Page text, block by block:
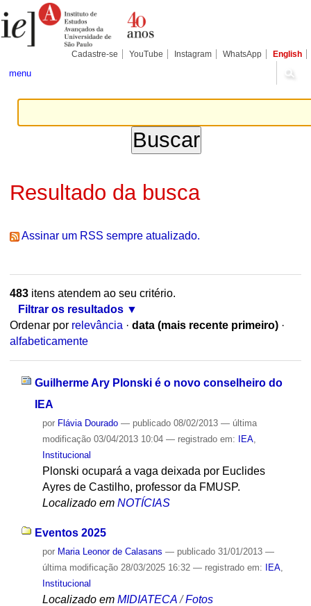
para
conteúdo.
Pessoais
Cadastre-se YouTube Instagram WhatsApp English
menu
Resultado da busca
Assinar um RSS sempre atualizado.
483itens atendem ao seu critério.
Filtrar os resultados
Ordenar por relevância · data (mais recente primeiro) ·
alfabeticamente
Guilherme Ary Plonski é o novo conselheiro do
IEA
por Flávia Dourado — publicado08/02/2013 — última
modificação03/04/2013 10:04 — registrado em: IEA,
Institucional
Plonski ocupará a vaga deixada por Euclides
Ayres de Castilho, professor da FMUSP.
Localizado em NOTÍCIAS
Eventos 2025
por Maria Leonor de Calasans — publicado31/01/2013 —
última modificação28/03/2025 16:32 — registrado em: IEA,
Institucional
Localizado em MIDIATECA /Fotos